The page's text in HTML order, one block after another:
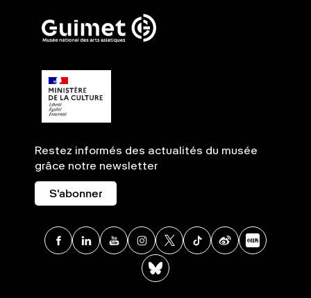
Restez informés des actualités du musée
grâce notre newsletter
S'abonner
Facebook
LinkedinYoutubeInstagram
X TikTokWeibo